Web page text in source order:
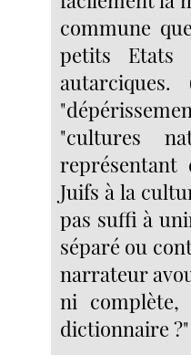
commune
petits Etats
"cultures
Juifs à la
pas suffi à
séparé ou
narrateur
ni
dictionnaire ?"